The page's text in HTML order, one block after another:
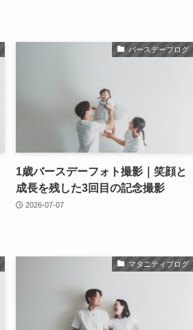
バースデーブログ
1歳バースデーフォト撮影｜笑顔と
成長を残した3回目の記念撮影
2026-07-07
マタニティブログ